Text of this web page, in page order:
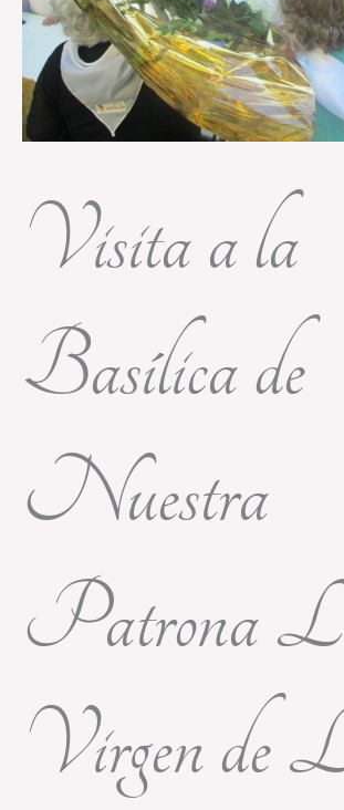
Visita a la
Basílica de
Nuestra
Patrona
Virgen de